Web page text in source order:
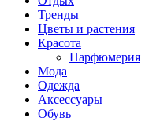
Тренды
Цветы и растения
Красота
Парфюмерия
Мода
Одежда
Аксессуары
Обувь